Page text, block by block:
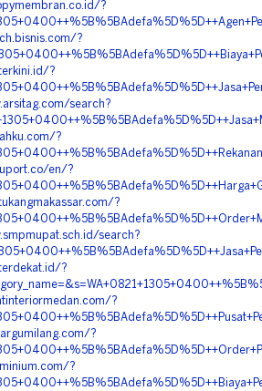
?
?
?
search?
?
en/?
?
search?
?
?
?
?